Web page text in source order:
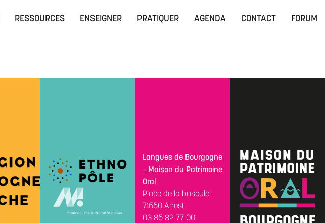
RESSOURCES ENSEIGNER PRATIQUER AGENDA CONTACT FORUM
Langues de Bourgogne
– Maison du Patrimoine
Oral
Place de la bascule
71550 Anost
03 85 82 77 00